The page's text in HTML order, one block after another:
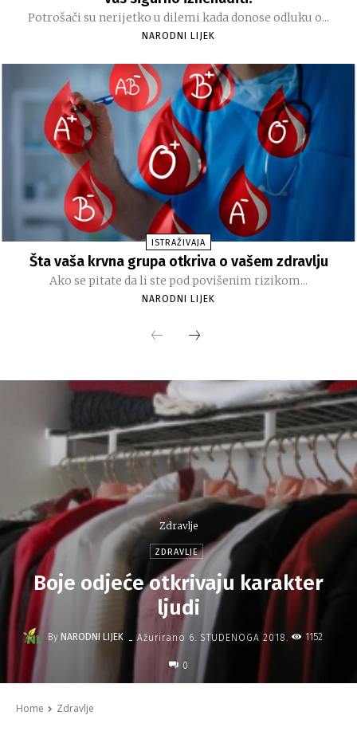
Potrošači su nerijetko u dilemi kada donose odluku o...
NARODNI LIJEK
ISTRAŽIVAJA
Šta vaša krvna grupa otkriva o vašem zdravlju
Ako se pitate da li ste pod povišenim rizikom...
NARODNI LIJEK